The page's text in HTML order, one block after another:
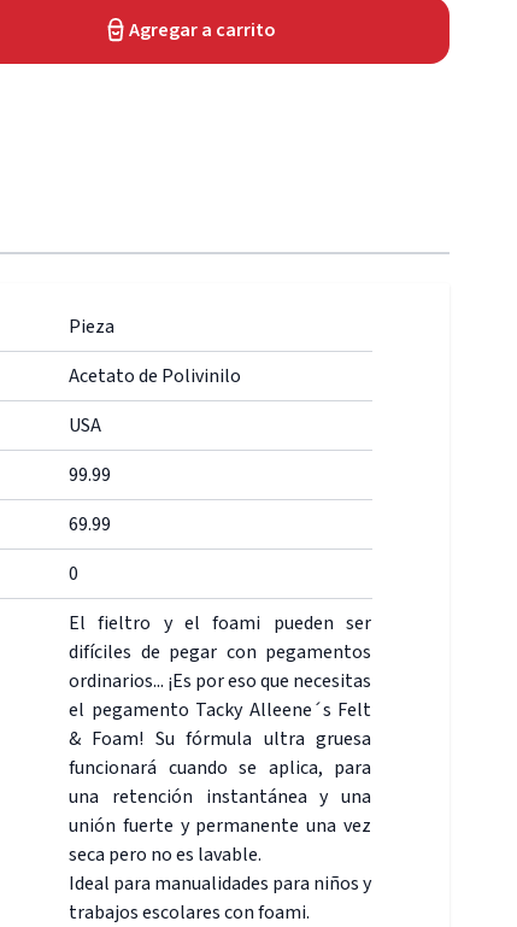
Agregar a carrito
Pieza
Acetato de Polivinilo
USA
99.99
69.99
0
El fieltro y el foami pueden ser
difíciles de pegar con pegamentos
ordinarios... ¡Es por eso que necesitas
el pegamento Tacky Alleene´s Felt
& Foam! Su fórmula ultra gruesa
funcionará cuando se aplica, para
una retención instantánea y una
unión fuerte y permanente una vez
seca pero no es lavable.
Ideal para manualidades para niños y
trabajos escolares con foami.